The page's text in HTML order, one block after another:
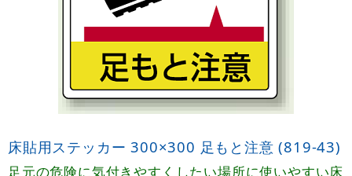
床貼用ステッカー 300×300 足もと注意 (819-43)
足元の危険に気付きやすくしたい場所に使いやすい床